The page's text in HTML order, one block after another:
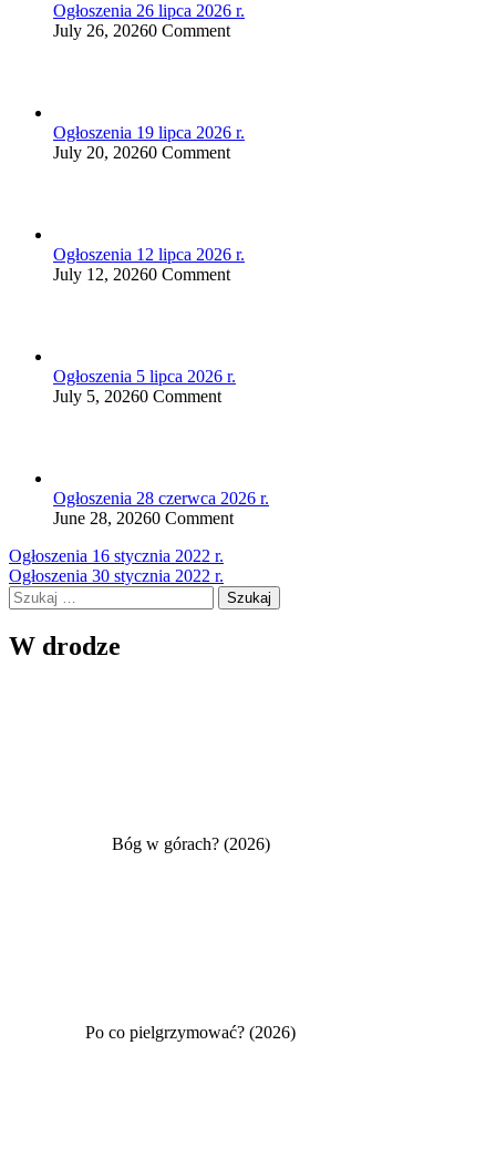
Ogłoszenia 26 lipca 2026 r.
July 26, 20260 Comment
Ogłoszenia 19 lipca 2026 r.
July 20, 20260 Comment
Ogłoszenia 12 lipca 2026 r.
July 12, 20260 Comment
Ogłoszenia 5 lipca 2026 r.
July 5, 20260 Comment
Ogłoszenia 28 czerwca 2026 r.
June 28, 20260 Comment
Nawigacja
wpisu
Ogłoszenia 16 stycznia 2022 r.
Ogłoszenia 30 stycznia 2022 r.
Szukaj:
W drodze
Bóg w górach? (2026)
Po co pielgrzymować? (2026)